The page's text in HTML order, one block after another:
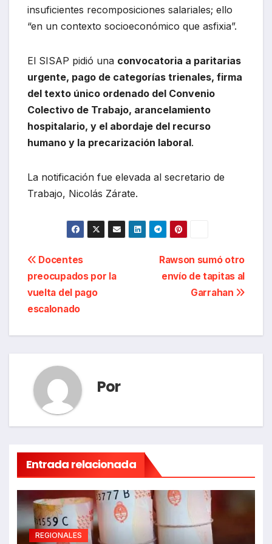
insuficientes recomposiciones salariales; ello
“en un contexto socioeconómico que asfixia”.
El SISAP pidió una convocatoria a paritarias
urgente, pago de categorías trienales, firma
del texto único ordenado del Convenio
Colectivo de Trabajo, arancelamiento
hospitalario, y el abordaje del recurso
humano y la precarización laboral.
La notificación fue elevada al secretario de
Trabajo, Nicolás Zárate.
Navegación
de
entradas
Rawson sumó otro
envío de tapitas al
Garrahan
Docentes
preocupados por la
vuelta del pago
escalonado
Por
Entrada relacionada
REGIONALES